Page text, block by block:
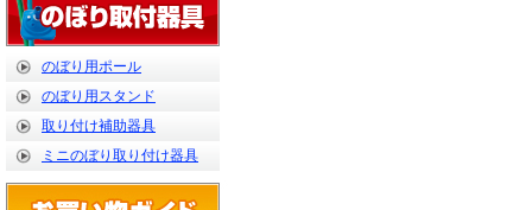
のぼり用ポール
のぼり用スタンド
取り付け補助器具
ミニのぼり取り付け器具